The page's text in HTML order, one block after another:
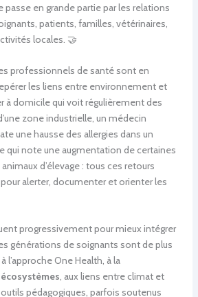
passe en grande partie par les relations
patients, familles, vétérinaires,
locales. 🤝
professionnels de santé sont en
les liens entre environnement et
à domicile qui voit régulièrement des
zone industrielle, un médecin
une hausse des allergies dans un
qui note une augmentation de certaines
d’élevage : tous ces retours
alerter, documenter et orienter les
progressivement pour mieux intégrer
générations de soignants sont de plus
l’approche One Health, à la
écosystèmes, aux liens entre climat et
pédagogiques, parfois soutenus